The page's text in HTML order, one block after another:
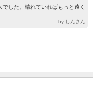
した。晴れていればもっと遠く
by しんさん